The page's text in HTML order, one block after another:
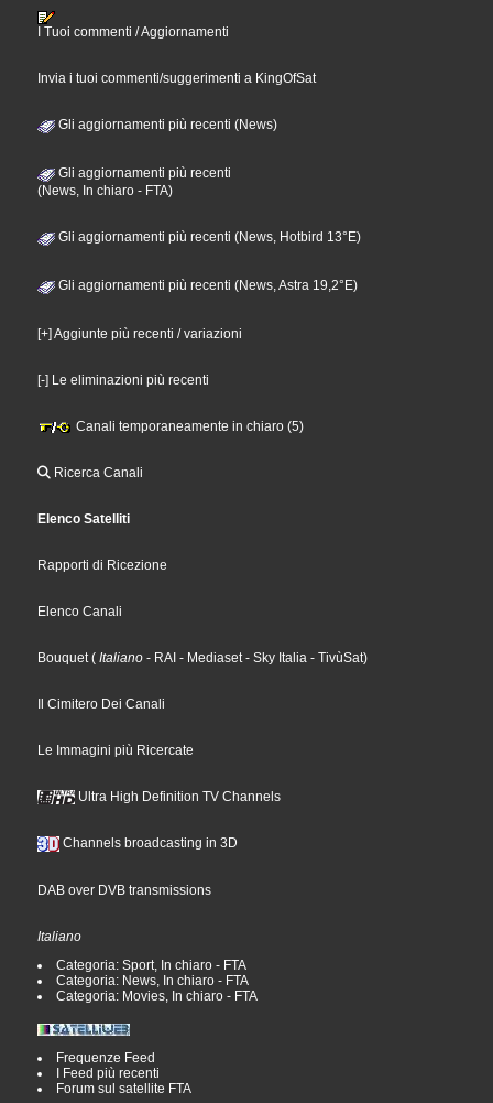
I Tuoi commenti / Aggiornamenti
Invia i tuoi commenti/suggerimenti a KingOfSat
Gli aggiornamenti più recenti (News)
Gli aggiornamenti più recenti
(News, In chiaro - FTA)
Gli aggiornamenti più recenti (News, Hotbird 13°E)
Gli aggiornamenti più recenti (News, Astra 19,2°E)
[+] Aggiunte più recenti / variazioni
[-] Le eliminazioni più recenti
Canali temporaneamente in chiaro (5)
Ricerca Canali
Elenco Satelliti
Rapporti di Ricezione
Elenco Canali
Bouquet ( Italiano - RAI - Mediaset - Sky Italia - TivùSat)
Il Cimitero Dei Canali
Le Immagini più Ricercate
Ultra High Definition TV Channels
Channels broadcasting in 3D
DAB over DVB transmissions
Italiano
Categoria: Sport, In chiaro - FTA
Categoria: News, In chiaro - FTA
Categoria: Movies, In chiaro - FTA
Frequenze Feed
I Feed più recenti
Forum sul satellite FTA